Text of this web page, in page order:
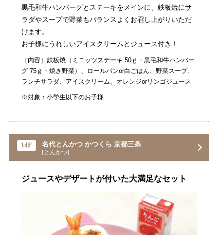
黒毛和牛ハンバーグとステーキをメインに、鉄板焼にサ
ラダやスープで野菜もバランスよくお召し上がりいただ
けます。
お子様にうれしいアイスクリームとジュース付き！
［内容］鉄板焼（ミニッツステーキ 50ｇ・黒毛和牛ハンバー
グ 75ｇ・焼き野菜）、ロールパンor白ごはん、野菜スープ、
ランチサラダ、アイスクリーム、オレンジorリンゴジュース
※対象：小学生以下のお子様
14F 名代とんかつ かつくら 京都三条
[とんかつ]
ジュースやデザートが付いた大満足なセット